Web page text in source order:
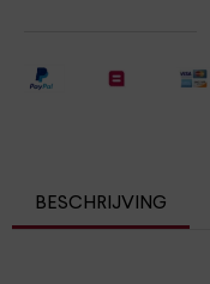
BESCHRIJVING